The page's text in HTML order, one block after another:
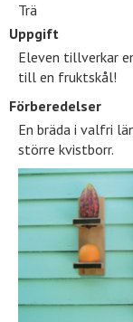
Trä
Uppgift
Eleven tillverkar
till en fruktskål!
Förberedelser
En bräda i valfri
större kvistborr.